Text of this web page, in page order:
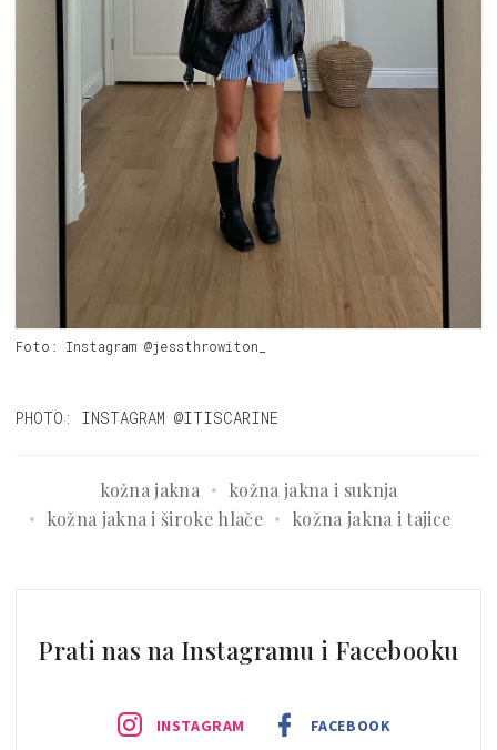
Foto: Instagram @jessthrowiton_
PHOTO: INSTAGRAM @ITISCARINE
kožna jakna
kožna jakna i suknja
kožna jakna i široke hlače
kožna jakna i tajice
Prati nas na Instagramu i Facebooku
INSTAGRAM FACEBOOK